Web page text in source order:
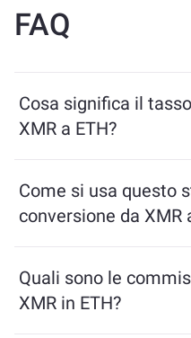
FAQ
Cosa significa il
XMR a ETH?
cambio di XMR. Questo
condizioni di mercato,
Come si usa questo
conversione da XMR
scambiare, e lo
di ETH che riceverai. Poi
Quali sono le
XMR in ETH?